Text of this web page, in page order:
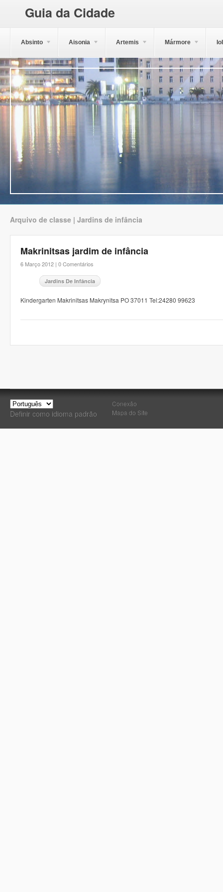
Guia da Cidade
Absinto Aisonia Artemis Mármore
Arquivo de classe | Jardins de infância
Makrinitsas jardim de infância
6 Março 2012 | 0 Comentários
Jardins De Infância
Kindergarten Makrinitsas Makrynitsa PO 37011 Tel:24280 99623
Definir como idioma padrão
Conexão
Mapa do Site